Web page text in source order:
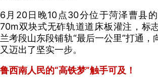
6月20日晚10点30分位于菏泽曹县
70m双块式无砟轨道道床板灌注， 标
兰考段山东段铺轨“最后一公里”打通，
又迈出了坚实一步。
鲁西南人民的“高铁梦”触手可及！